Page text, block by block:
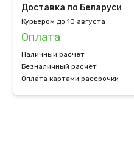
Доставка по Беларуси
Курьером до 10 августа
Оплата
Наличный расчёт
Безналичный расчёт
Оплата картами рассрочки